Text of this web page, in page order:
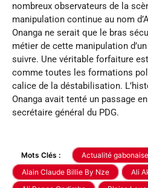
nombreux observateurs de la
manipulation continue au nom
Onanga ne serait que le bras
métier de cette manipulation d’un
suivre. Une véritable forfaiture
comme toutes les formations
calice de la déstabilisation.
Onanga avait tenté un passage
secrétaire général du PDG.
Mots Clés :
Actualité gabonaise
Alain Claude Billie By Nze
Ali